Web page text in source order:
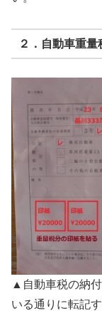
２．自動車重量
▲自動車税の納
いる通りに転記す